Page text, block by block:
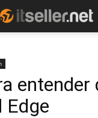
entender
Edge